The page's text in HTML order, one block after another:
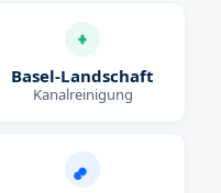
Basel-Landschaft
Kanalreinigung